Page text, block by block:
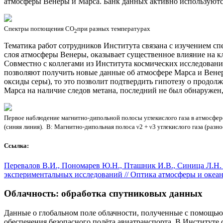
Спектры поглощения СО2при разных температурах
Тематика работ сотрудников Института связана с изучением
слоя атмосферы Венеры, оказывает существенное влияние на
Совместно с коллегами из Института космических
позволяют получить новые данные об атмосфере Марса и
оксиды серы), то это позволит подтвердить гипотезу о
Марса на наличие следов метана, последний не был
Первое наблюдение магнитно-дипольной полосы углекислого газа в
(синяя линия). В: Магнитно-дипольная полоса ν2 + ν3 углекислого газа
Ссылка:
Перевалов В.И., Пономарев Ю.Н., Пташник И.В., Синица Л.Н.
экспериментальных исследований // Оптика атмосферы и
Облачность: обработка спутниковых данных
Данные о глобальном поле облачности, полученные с